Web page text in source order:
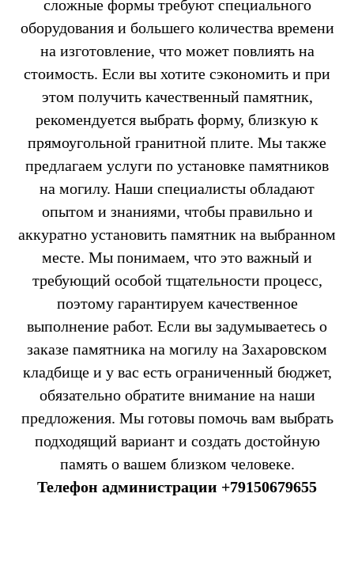
сложные формы требуют специального
оборудования и большего количества времени
на изготовление, что может повлиять на
стоимость. Если вы хотите сэкономить и при
этом получить качественный памятник,
рекомендуется выбрать форму, близкую к
прямоугольной гранитной плите. Мы также
предлагаем услуги по установке памятников
на могилу. Наши специалисты обладают
опытом и знаниями, чтобы правильно и
аккуратно установить памятник на выбранном
месте. Мы понимаем, что это важный и
требующий особой тщательности процесс,
поэтому гарантируем качественное
выполнение работ. Если вы задумываетесь о
заказе памятника на могилу на Захаровском
кладбище и у вас есть ограниченный бюджет,
обязательно обратите внимание на наши
предложения. Мы готовы помочь вам выбрать
подходящий вариант и создать достойную
память о вашем близком человеке.
Телефон администрации +79150679655